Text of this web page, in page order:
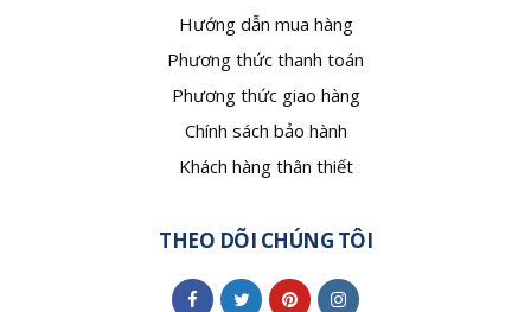
Hướng dẫn mua hàng
Phương thức thanh toán
Phương thức giao hàng
Chính sách bảo hành
Khách hàng thân thiết
THEO DÕI CHÚNG TÔI